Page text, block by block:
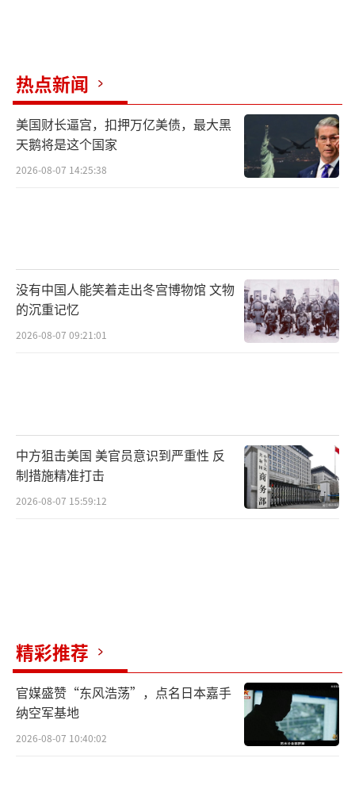
热点新闻
美国财长逼宫，扣押万亿美债，最大黑
天鹅将是这个国家
2026-08-07 14:25:38
没有中国人能笑着走出冬宫博物馆 文物
的沉重记忆
2026-08-07 09:21:01
中方狙击美国 美官员意识到严重性 反
制措施精准打击
2026-08-07 15:59:12
精彩推荐
官媒盛赞“东风浩荡”，点名日本嘉手
纳空军基地
2026-08-07 10:40:02